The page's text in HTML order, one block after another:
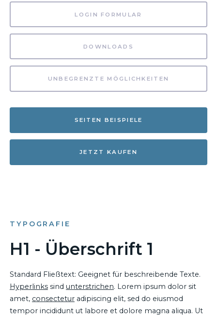
LOGIN FORMULAR
DOWNLOADS
UNBEGRENZTE MÖGLICHKEITEN
SEITEN BEISPIELE
JETZT KAUFEN
TYPOGRAFIE
H1 - Überschrift 1
Standard Fließtext: Geeignet für beschreibende Texte.
Hyperlinks sind unterstrichen. Lorem ipsum dolor sit
amet, consectetur adipiscing elit, sed do eiusmod
tempor incididunt ut labore et dolore magna aliqua. Ut